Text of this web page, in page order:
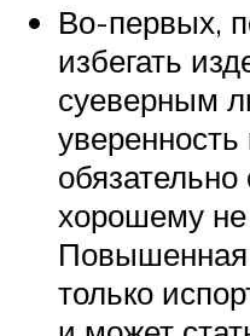
Во-первых,
избегать
суеверным
хорошему не
Повышенная
только